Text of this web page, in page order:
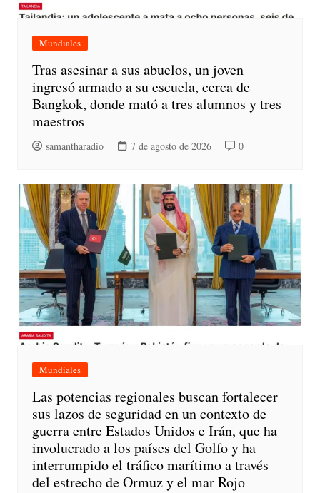
Mundiales
Tras asesinar a sus abuelos, un joven
ingresó armado a su escuela, cerca de
Bangkok, donde mató a tres alumnos y tres
maestros
samantharadio 7 de agosto de 2026 0
Mundiales
Las potencias regionales buscan fortalecer
sus lazos de seguridad en un contexto de
guerra entre Estados Unidos e Irán, que ha
involucrado a los países del Golfo y ha
interrumpido el tráfico marítimo a través
del estrecho de Ormuz y el mar Rojo